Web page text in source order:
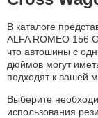
В каталоге
ALFA ROMEO 156
что автошины с
дюймов могут
подходят к вашей
Выберите
использования